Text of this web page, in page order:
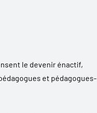
le devenir énactif,
et pédagogues-